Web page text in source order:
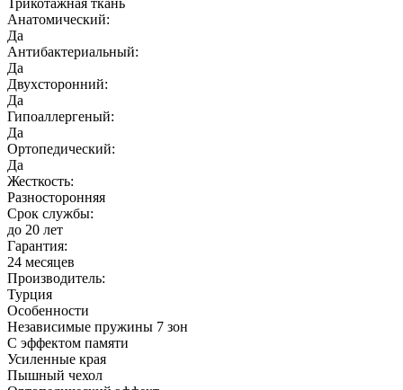
Трикотажная ткань
Анатомический:
Да
Антибактериальный:
Да
Двухсторонний:
Да
Гипоаллергеный:
Да
Ортопедический:
Да
Жесткость:
Разносторонняя
Срок службы:
до 20 лет
Гарантия:
24 месяцев
Производитель:
Турция
Особенности
Независимые пружины 7 зон
С эффектом памяти
Усиленные края
Пышный чехол